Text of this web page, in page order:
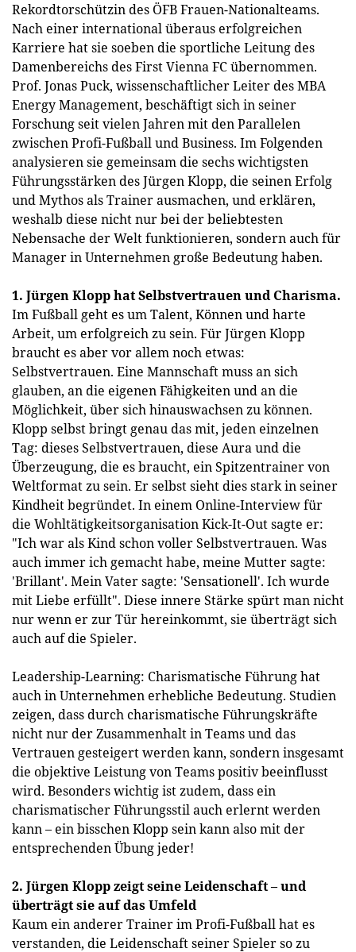
Rekordtorschützin des ÖFB Frauen-Nationalteams.
Nach einer international überaus erfolgreichen
Karriere hat sie soeben die sportliche Leitung des
Damenbereichs des First Vienna FC übernommen.
Prof. Jonas Puck, wissenschaftlicher Leiter des MBA
Energy Management, beschäftigt sich in seiner
Forschung seit vielen Jahren mit den Parallelen
zwischen Profi-Fußball und Business. Im Folgenden
analysieren sie gemeinsam die sechs wichtigsten
Führungsstärken des Jürgen Klopp, die seinen Erfolg
und Mythos als Trainer ausmachen, und erklären,
weshalb diese nicht nur bei der beliebtesten
Nebensache der Welt funktionieren, sondern auch für
Manager in Unternehmen große Bedeutung haben.
1. Jürgen Klopp hat Selbstvertrauen und Charisma.
Im Fußball geht es um Talent, Können und harte
Arbeit, um erfolgreich zu sein. Für Jürgen Klopp
braucht es aber vor allem noch etwas:
Selbstvertrauen. Eine Mannschaft muss an sich
glauben, an die eigenen Fähigkeiten und an die
Möglichkeit, über sich hinauswachsen zu können.
Klopp selbst bringt genau das mit, jeden einzelnen
Tag: dieses Selbstvertrauen, diese Aura und die
Überzeugung, die es braucht, ein Spitzentrainer von
Weltformat zu sein. Er selbst sieht dies stark in seiner
Kindheit begründet. In einem Online-Interview für
die Wohltätigkeitsorganisation Kick-It-Out sagte er:
"Ich war als Kind schon voller Selbstvertrauen. Was
auch immer ich gemacht habe, meine Mutter sagte:
'Brillant'. Mein Vater sagte: 'Sensationell'. Ich wurde
mit Liebe erfüllt". Diese innere Stärke spürt man nicht
nur wenn er zur Tür hereinkommt, sie überträgt sich
auch auf die Spieler.
Leadership-Learning: Charismatische Führung hat
auch in Unternehmen erhebliche Bedeutung. Studien
zeigen, dass durch charismatische Führungskräfte
nicht nur der Zusammenhalt in Teams und das
Vertrauen gesteigert werden kann, sondern insgesamt
die objektive Leistung von Teams positiv beeinflusst
wird. Besonders wichtig ist zudem, dass ein
charismatischer Führungsstil auch erlernt werden
kann – ein bisschen Klopp sein kann also mit der
entsprechenden Übung jeder!
2. Jürgen Klopp zeigt seine Leidenschaft – und
überträgt sie auf das Umfeld
Kaum ein anderer Trainer im Profi-Fußball hat es
verstanden, die Leidenschaft seiner Spieler so zu